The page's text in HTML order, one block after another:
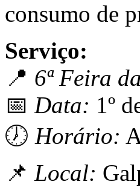
consumo de
Serviço:
📍 6ª Feira
📅 Data: 1º
🕖 Horário:
📌 Local: